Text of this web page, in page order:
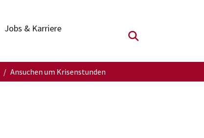
Jobs & Karriere
Suchfeld
Ansuchen um Krisenstunden